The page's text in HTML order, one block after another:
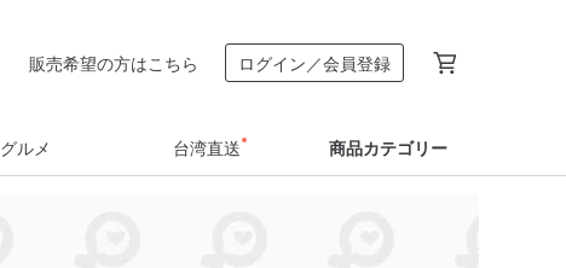
販売希望の方はこちら ログイン／会員登録
グルメ 台湾直送 商品カテゴリー